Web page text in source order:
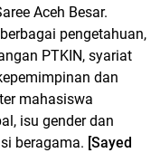
Aceh Besar.
pengetahuan,
PTKIN, syariat
dan
mahasiswa
isu gender dan
beragama. [Sayed